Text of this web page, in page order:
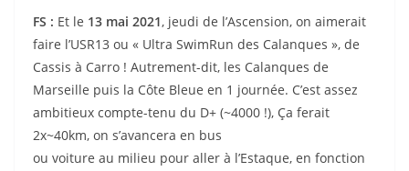
FS : Et le 13 mai 2021, jeudi de l’Ascension, on aimerait
faire l’USR13 ou « Ultra SwimRun des Calanques », de
Cassis à Carro ! Autrement-dit, les Calanques de
Marseille puis la Côte Bleue en 1 journée. C’est assez
ambitieux compte-tenu du D+ (~4000 !), Ça ferait
2x~40km, on s’avancera en bus
ou voiture au milieu pour aller à l’Estaque, en fonction